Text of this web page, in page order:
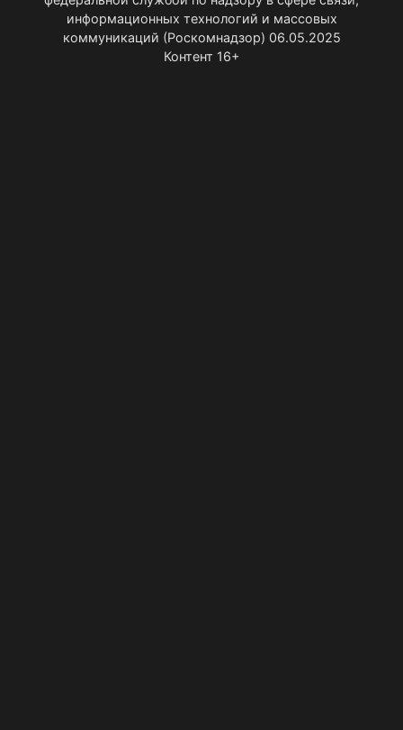
информационных технологий и массовых
коммуникаций (Роскомнадзор) 06.05.2025
Контент 16+